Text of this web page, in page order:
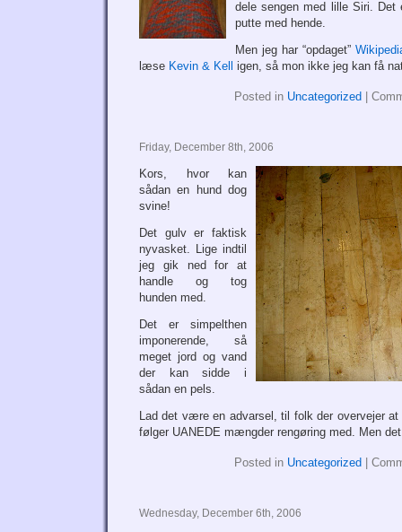
dele sengen med lille Siri.
putte med hende.
Men jeg har “opdaget”
læse Kevin & Kell igen, så mon ikke jeg kan få
Posted in Uncategorized
Friday, December 8th, 2006
Kors, hvor kan
sådan en hund dog
svine!
Det gulv er faktisk
nyvasket. Lige indtil
jeg gik ned for at
handle og tog
hunden med.
Det er simpelthen
imponerende, så
meget jord og vand
der kan sidde i
sådan en pels.
Lad det være en advarsel, til folk der overvejer
følger UANEDE mængder rengøring med. Men
Posted in Uncategorized
Wednesday, December 6th, 2006